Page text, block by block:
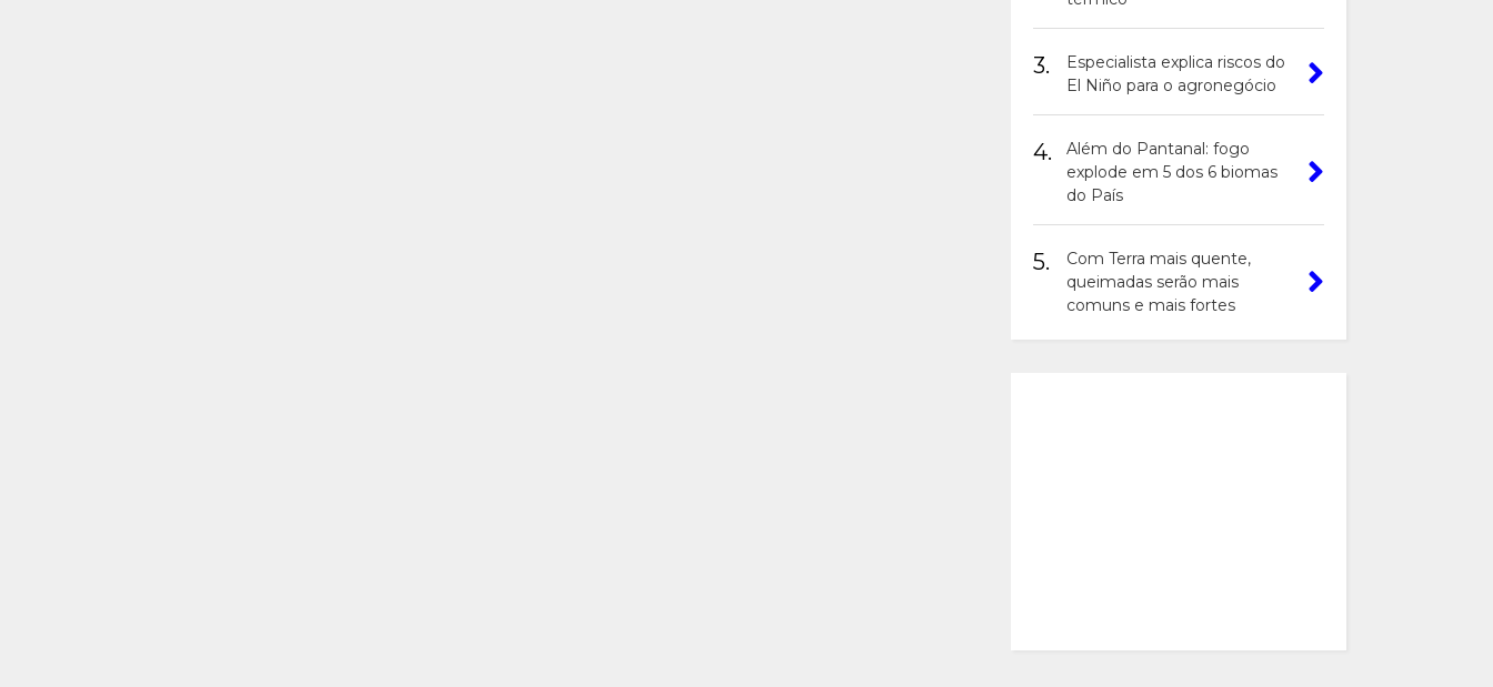
3.
Especialista explica riscos do
El Niño para o agronegócio
4.
Além do Pantanal: fogo
explode em 5 dos 6 biomas
do País
5.
Com Terra mais quente,
queimadas serão mais
comuns e mais fortes